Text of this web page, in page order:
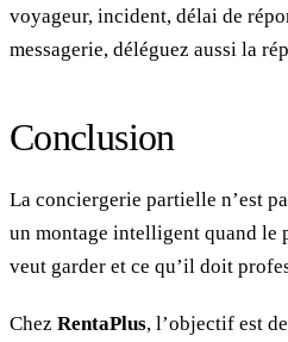
voyageur, incident, délai de
messagerie, déléguez aussi la
Conclusion
La conciergerie partielle n’est
un montage intelligent quand le
veut garder et ce qu’il doit
Chez RentaPlus, l’objectif est